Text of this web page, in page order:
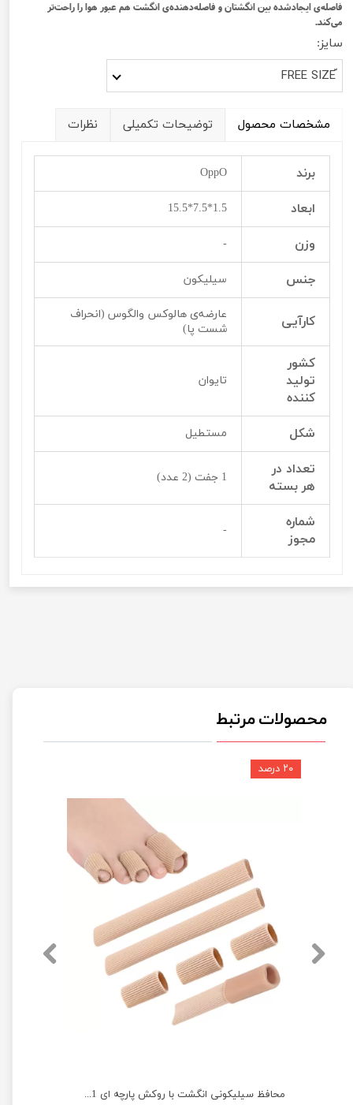
فاصله‌ی ایجادشده بین انگشتان و فاصله‌دهنده‌ی انگشت هم عبور هوا را راحت‌تر
می‌کند.
سایز:
مشخصات محصول توضیحات تکمیلی نظرات
برند OppO
ابعاد 1.5*7.5*15.5
وزن -
جنس سیلیکون
کارآیی
عارضه‌ی هالوکس والگوس (انحراف
شست پا)
کشور
تولید
کننده
تایوان
شکل مستطیل
تعداد در
هر بسته
1 جفت (2 عدد)
شماره
مجوز
-
محصولات مرتبط
محافظ سیلیکونی انگشت با روکش پارچه ای 1151 UWALK
۲۰ درصد